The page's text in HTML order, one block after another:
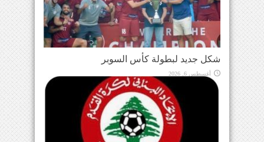
شكل جديد لبطولة كأس السوبر
أغسطس 6, 2026